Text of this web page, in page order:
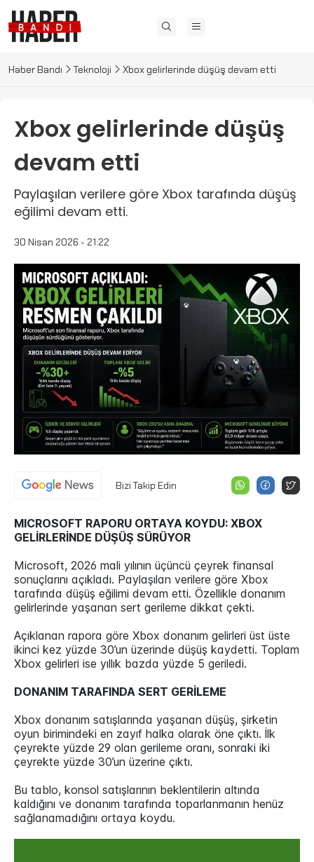
Haber Bandı Teknoloji Xbox gelirlerinde düşüş devam etti
Xbox gelirlerinde düşüş
devam etti
Paylaşılan verilere göre Xbox tarafında düşüş
eğilimi devam etti.
30 Nisan 2026 - 21:22
Bizi Takip Edin
MICROSOFT RAPORU ORTAYA KOYDU: XBOX
GELİRLERİNDE DÜŞÜŞ SÜRÜYOR
Microsoft, 2026 mali yılının üçüncü çeyrek finansal
sonuçlarını açıkladı. Paylaşılan verilere göre Xbox
tarafında düşüş eğilimi devam etti. Özellikle donanım
gelirlerinde yaşanan sert gerileme dikkat çekti.
Açıklanan rapora göre Xbox donanım gelirleri üst üste
ikinci kez yüzde 30’un üzerinde düşüş kaydetti. Toplam
Xbox gelirleri ise yıllık bazda yüzde 5 geriledi.
DONANIM TARAFINDA SERT GERİLEME
Xbox donanım satışlarında yaşanan düşüş, şirketin
oyun birimindeki en zayıf halka olarak öne çıktı. İlk
çeyrekte yüzde 29 olan gerileme oranı, sonraki iki
çeyrekte yüzde 30’un üzerine çıktı.
Bu tablo, konsol satışlarının beklentilerin altında
kaldığını ve donanım tarafında toparlanmanın henüz
sağlanamadığını ortaya koydu.